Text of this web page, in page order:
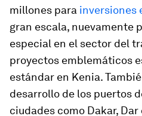
millones para inversiones
gran escala, nuevamente
especial en el sector del
proyectos emblemáticos
estándar en Kenia.
desarrollo de los puertos
ciudades como Dakar,